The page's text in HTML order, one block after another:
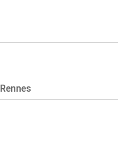
Rennes